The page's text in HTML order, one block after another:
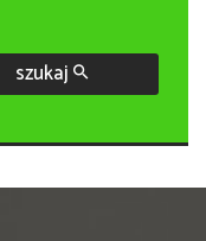
szukaj